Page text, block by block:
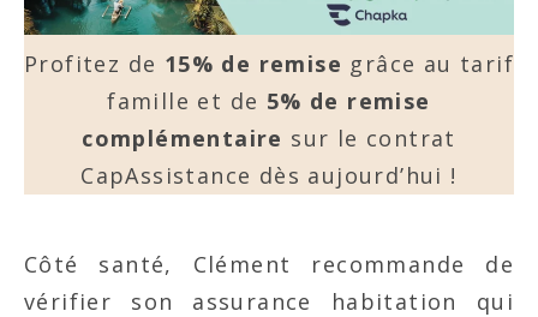
Profitez de 15% de remise grâce au tarif
famille et de 5% de remise
complémentaire sur le contrat
CapAssistance dès aujourd’hui !
Côté santé, Clément recommande de
vérifier son assurance habitation qui